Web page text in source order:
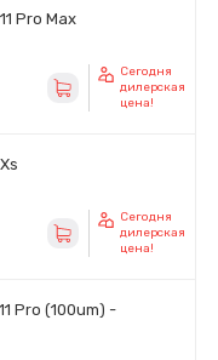
Pro Max
Сегодня
дилерская
цена!
Сегодня
дилерская
цена!
Pro (100um) -